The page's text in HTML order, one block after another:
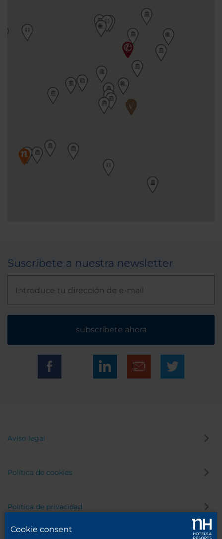
Suscríbete a nuestra newsletter
subscríbete ahora
Aviso legal
Política de cookies
Política de privacidad
Cookie consent